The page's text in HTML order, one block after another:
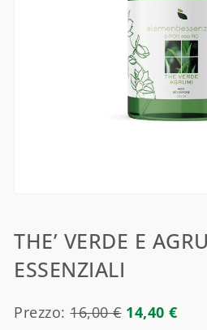
THE’ VERDE E
ESSENZIALI
Prezzo:16,00€ 14,40€